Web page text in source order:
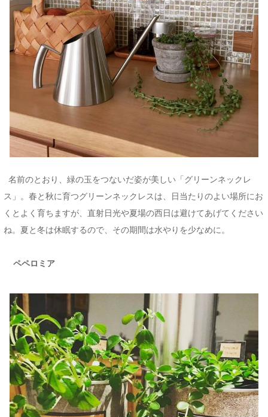
名前のとおり、緑の玉をつないだ姿が美しい「グリーンネックレ
ス」。春と秋に育つグリーンネックレスは、日当たりのよい場所にお
くとよく育ちますが、直射日光や夏場の西日は避けてあげてください
ね。夏と冬は休眠するので、その期間は水やりを少なめに。
ペペロミア